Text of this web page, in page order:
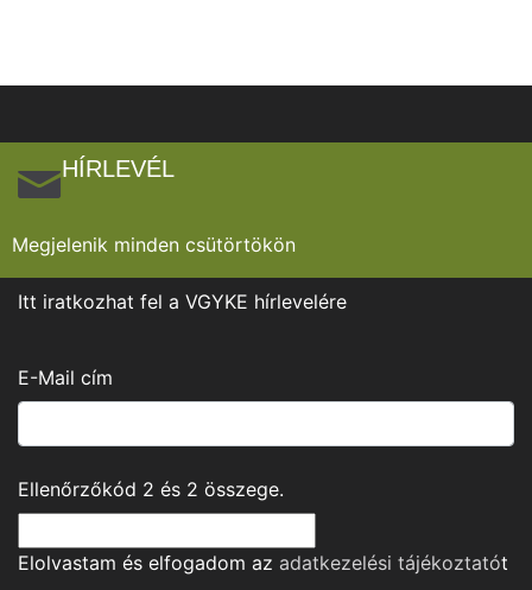
HÍRLEVÉL
Megjelenik minden csütörtökön
Itt iratkozhat fel a VGYKE hírlevelére
E-Mail cím
Ellenőrzőkód 2 és 2 összege.
Elolvastam és elfogadom az adatkezelési tájékoztatót